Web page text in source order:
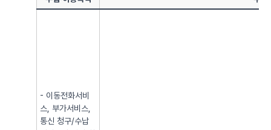
- 이동전화서비
스, 부가서비스,
통신 청구/수납